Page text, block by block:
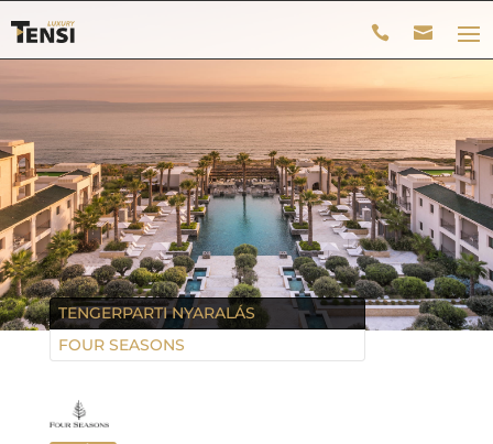
TENGERPARTI NYARALÁS
FOUR SEASONS